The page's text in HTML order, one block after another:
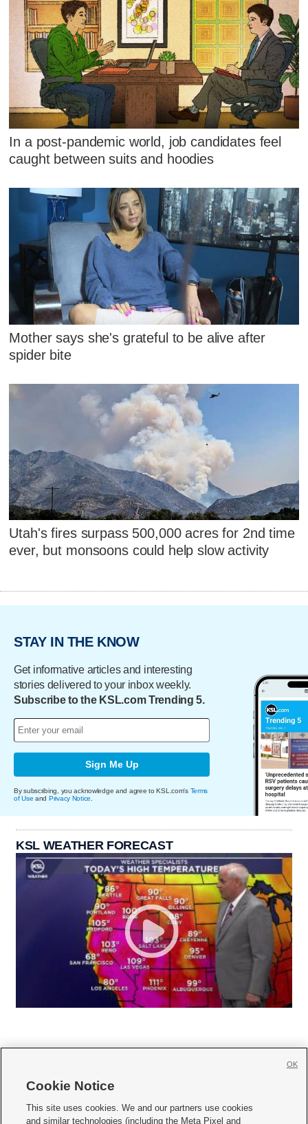
In a post-pandemic world, job candidates feel
caught between suits and hoodies
Mother says she's grateful to be alive after
spider bite
Utah's fires surpass 500,000 acres for 2nd time
ever, but monsoons could help slow activity
STAY IN THE KNOW
Get informative articles and interesting
stories delivered to your inbox weekly.
Subscribe to the KSL.com Trending 5.
Sign Me Up
By subscribing, you acknowledge and agree to KSL.com's Terms
of Use and Privacy Notice
KSL WEATHER FORECAST
     
Cookie Notice
This site uses cookies. We and our partners use cookies
and similar technologies (including the Meta Pixel and
OK